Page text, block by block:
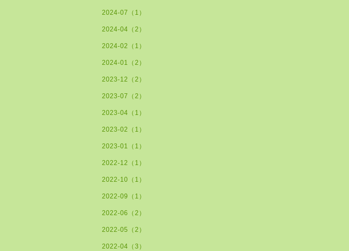
2024-07（1）
2024-04（2）
2024-02（1）
2024-01（2）
2023-12（2）
2023-07（2）
2023-04（1）
2023-02（1）
2023-01（1）
2022-12（1）
2022-10（1）
2022-09（1）
2022-06（2）
2022-05（2）
2022-04（3）